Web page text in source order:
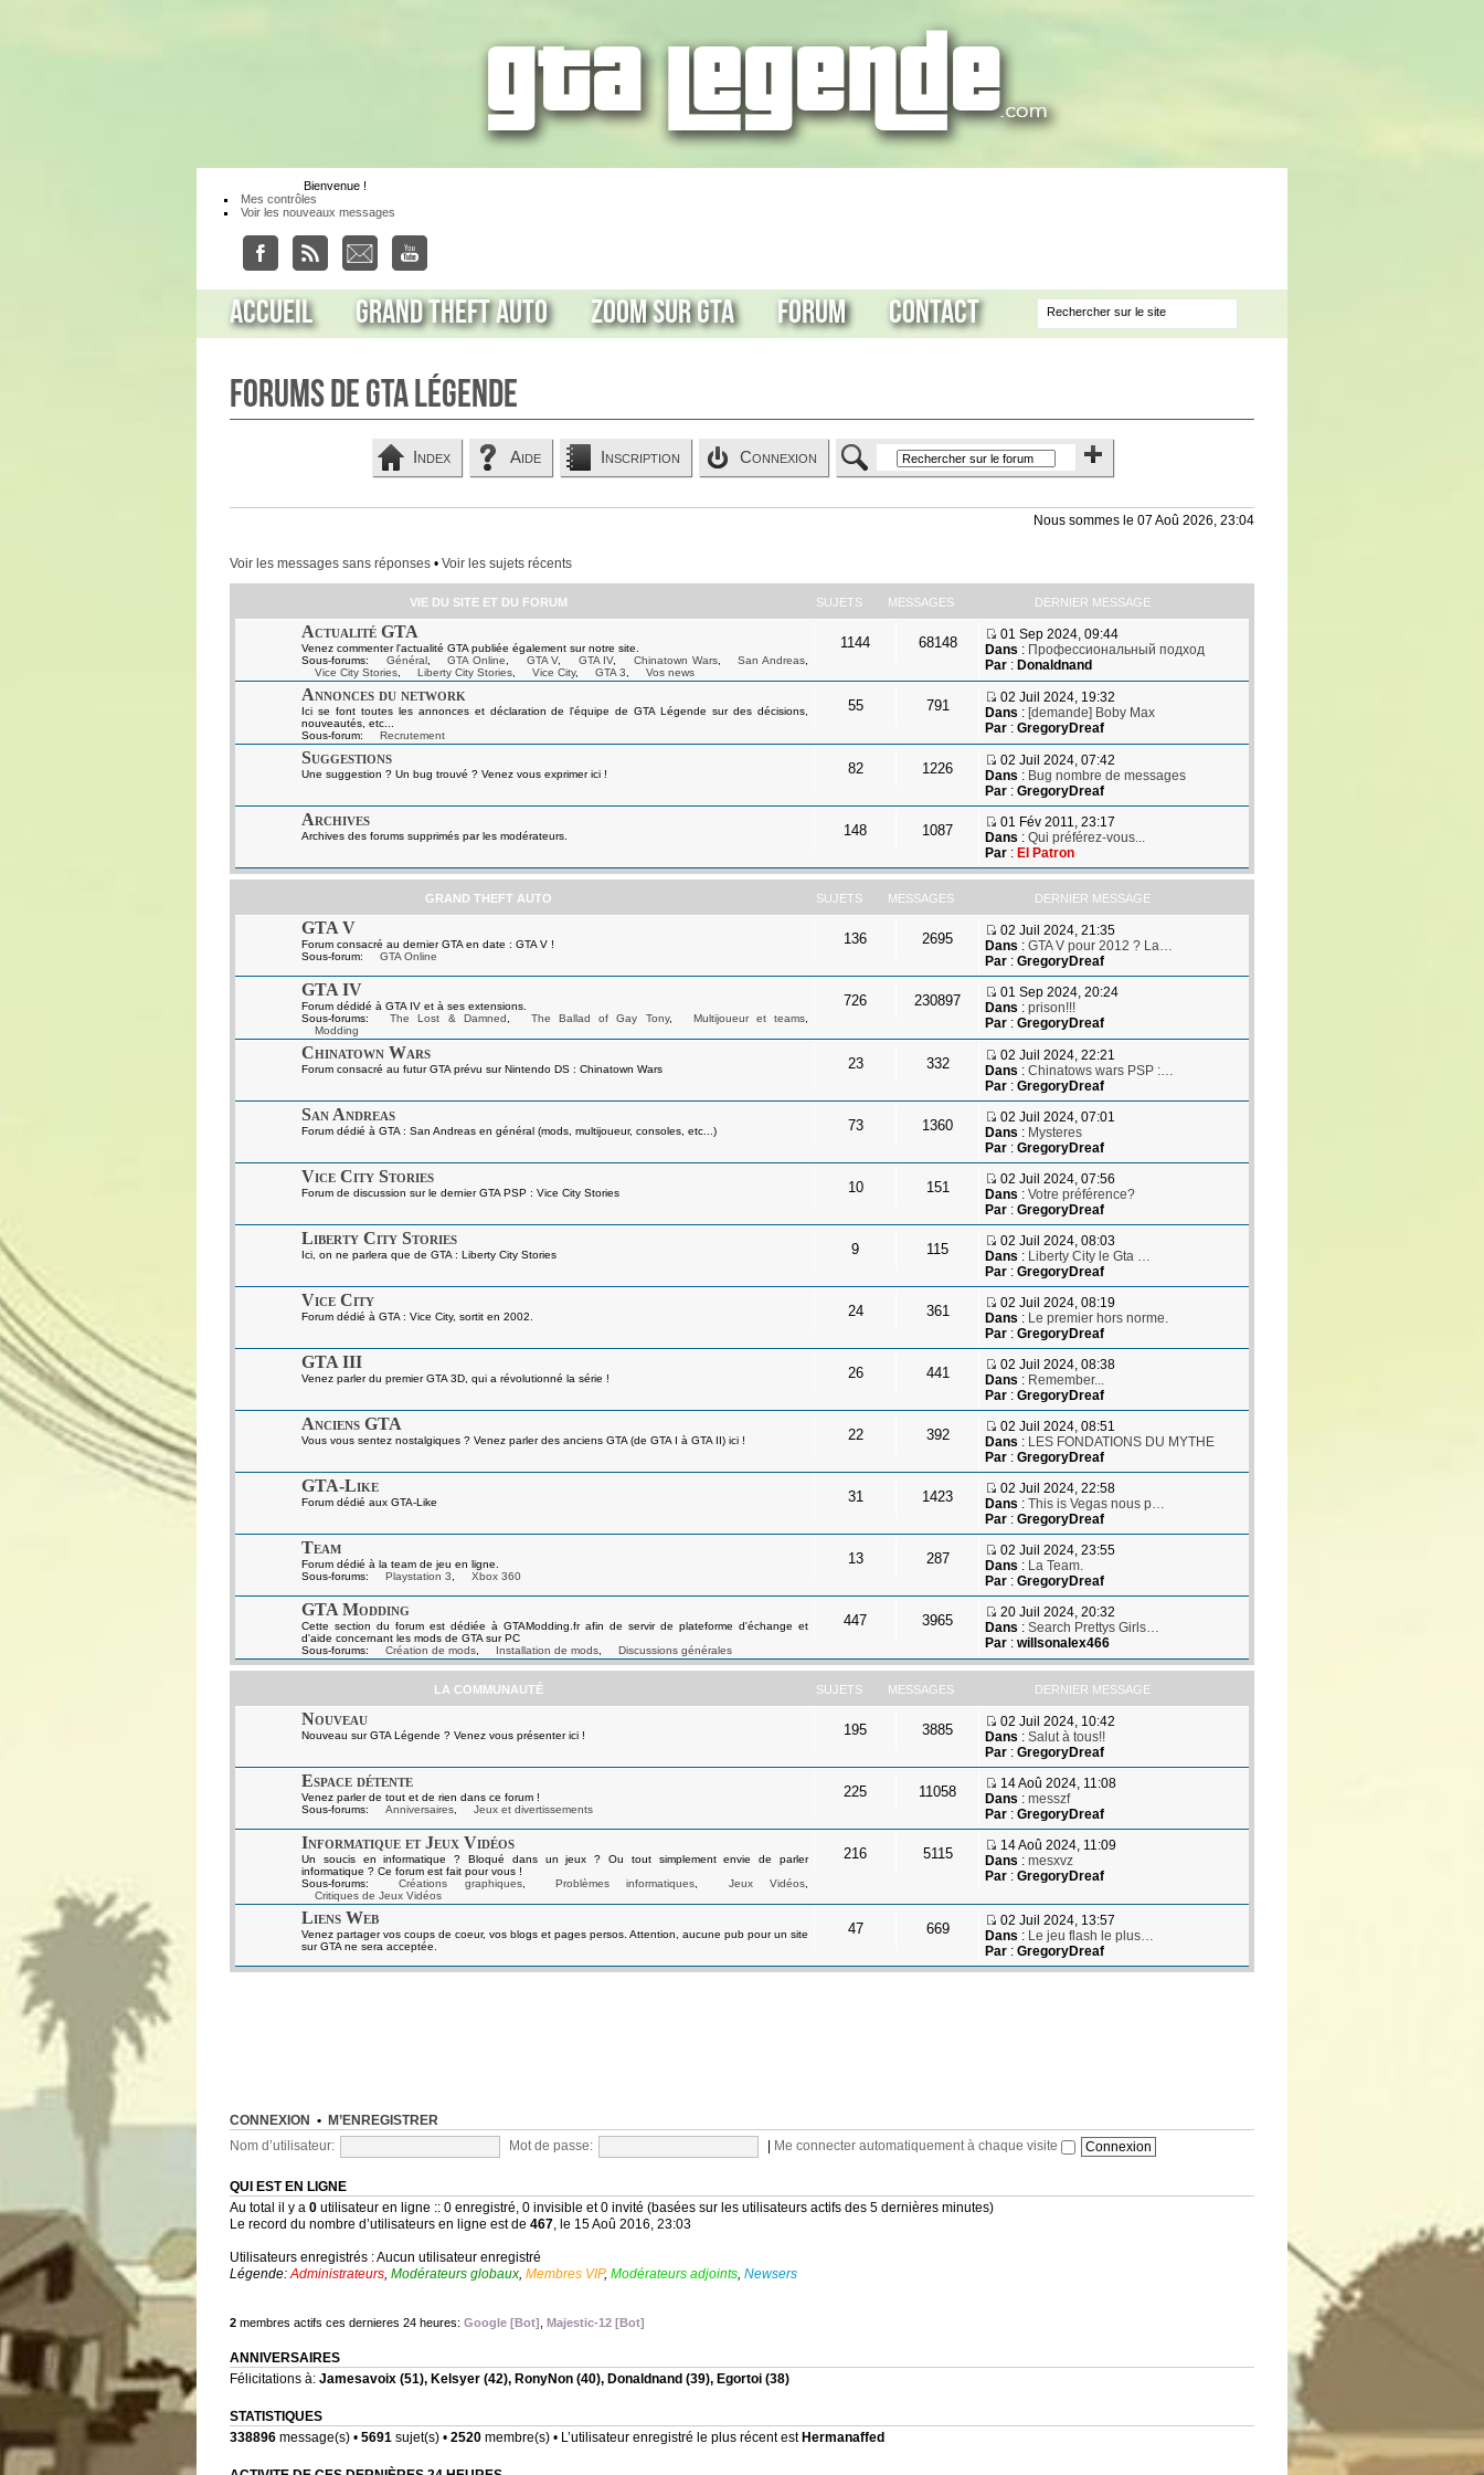
Bienvenue !
Mes contrôles
Voir les nouveaux messages
Accueil Grand Theft Auto Zoom sur GTA Forum Contact
Forums de GTA Légende
Index Aide Inscription Connexion
Nous sommes le 07 Aoû 2026, 23:04
Voir les messages sans réponses • Voir les sujets récents
VIE DU SITE ET DU FORUM SUJETS MESSAGES DERNIER MESSAGE
Actualité GTA
Venez commenter l'actualité GTA publiée également sur notre site.
Sous-forums:
Général, GTA Online GTA V, GTA IV, Chinatown Wars, San Andreas
Vice City Stories
Liberty City Stories Vice City, GTA 3 Vos news
1144 68148
01 Sep 2024, 09:44
Dans : Профессиональный подход
Par: Donaldnand
Annonces du network
Ici se font toutes les annonces et déclaration de l'équipe de GTA Légende sur des décisions,
nouveautés, etc...
Sous-forum:
Recrutement
55 791
02 Juil 2024, 19:32
Dans : [demande] Boby Max
Par: GregoryDreaf
Suggestions
Une suggestion ? Un bug trouvé ? Venez vous exprimer ici ! 82 1226
02 Juil 2024, 07:42
Dans : Bug nombre de messages
Par: GregoryDreaf
Archives
Archives des forums supprimés par les modérateurs. 148 1087
01 Fév 2011, 23:17
Dans : Qui préférez-vous...
Par: El Patron
GRAND THEFT AUTO SUJETS MESSAGES DERNIER MESSAGE
GTA V
Forum consacré au dernier GTA en date : GTA V !
Sous-forum:
GTA Online
136 2695
02 Juil 2024, 21:35
Dans : GTA V pour 2012 ? La…
Par: GregoryDreaf
GTA IV
Forum dédidé à GTA IV et à ses extensions.
Sous-forums:
The Lost & Damned The Ballad of Gay Tony, Multijoueur et teams
Modding
726 230897
01 Sep 2024, 20:24
Dans : prison!!!
Par: GregoryDreaf
Chinatown Wars
Forum consacré au futur GTA prévu sur Nintendo DS : Chinatown Wars 23 332
02 Juil 2024, 22:21
Dans : Chinatows wars PSP :…
Par: GregoryDreaf
San Andreas
Forum dédié à GTA : San Andreas en général (mods, multijoueur, consoles, etc...) 73 1360
02 Juil 2024, 07:01
Dans : Mysteres
Par: GregoryDreaf
Vice City Stories
Forum de discussion sur le dernier GTA PSP : Vice City Stories 10 151
02 Juil 2024, 07:56
Dans : Votre préférence?
Par: GregoryDreaf
Liberty City Stories
Ici, on ne parlera que de GTA : Liberty City Stories 9 115
02 Juil 2024, 08:03
Dans : Liberty City le Gta …
Par: GregoryDreaf
Vice City
Forum dédié à GTA : Vice City, sortit en 2002. 24 361
02 Juil 2024, 08:19
Dans : Le premier hors norme.
Par: GregoryDreaf
GTA III
Venez parler du premier GTA 3D, qui a révolutionné la série ! 26 441
02 Juil 2024, 08:38
Dans : Remember...
Par: GregoryDreaf
Anciens GTA
Vous vous sentez nostalgiques ? Venez parler des anciens GTA (de GTA I à GTA II) ici ! 22 392
02 Juil 2024, 08:51
Dans : LES FONDATIONS DU MYTHE
Par: GregoryDreaf
GTA-Like
Forum dédié aux GTA-Like 31 1423
02 Juil 2024, 22:58
Dans : This is Vegas nous p…
Par: GregoryDreaf
Team
Forum dédié à la team de jeu en ligne.
Sous-forums:
Playstation 3 Xbox 360
13 287
02 Juil 2024, 23:55
Dans : La Team.
Par: GregoryDreaf
GTA Modding
Cette section du forum est dédiée à GTAModding.fr afin de servir de plateforme d'échange et
d'aide concernant les mods de GTA sur PC
Sous-forums:
Création de mods Installation de mods Discussions générales
447 3965
20 Juil 2024, 20:32
Dans : Search Prettys Girls…
Par: willsonalex466
LA COMMUNAUTÉ SUJETS MESSAGES DERNIER MESSAGE
Nouveau
Nouveau sur GTA Légende ? Venez vous présenter ici ! 195 3885
02 Juil 2024, 10:42
Dans : Salut à tous!!
Par: GregoryDreaf
Espace détente
Venez parler de tout et de rien dans ce forum !
Sous-forums:
Anniversaires Jeux et divertissements
225 11058
14 Aoû 2024, 11:08
Dans : messzf
Par: GregoryDreaf
Informatique et Jeux Vidéos
Un soucis en informatique ? Bloqué dans un jeux ? Ou tout simplement envie de parler
informatique ? Ce forum est fait pour vous !
Sous-forums:
Créations graphiques, Problèmes informatiques Jeux Vidéos
Critiques de Jeux Vidéos
216 5115
14 Aoû 2024, 11:09
Dans : mesxvz
Par: GregoryDreaf
Liens Web
Venez partager vos coups de coeur, vos blogs et pages persos. Attention, aucune pub pour un site
sur GTA ne sera acceptée.
47 669
02 Juil 2024, 13:57
Dans : Le jeu flash le plus…
Par: GregoryDreaf
CONNEXION • M’ENREGISTRER
Nom d’utilisateur: Mot de passe: Me connecter automatiquement à chaque visite
QUI EST EN LIGNE
Au total il y a 0 utilisateur en ligne :: 0 enregistré, 0 invisible et 0 invité (basées sur les utilisateurs actifs des 5 dernières minutes)
Le record du nombre d’utilisateurs en ligne est de 467, le 15 Aoû 2016, 23:03
Utilisateurs enregistrés : Aucun utilisateur enregistré
Légende:Administrateurs, Modérateurs globaux, Membres VIP, Modérateurs adjoints, Newsers
2 membres actifs ces dernieres 24 heures: Google [Bot] Majestic-12 [Bot]
ANNIVERSAIRES
Félicitations à: Jamesavoix (51), Kelsyer (42), RonyNon (40), Donaldnand (39), Egortoi (38)
STATISTIQUES
338896 message(s) • 5691 sujet(s) • 2520 membre(s) • L’utilisateur enregistré le plus récent est Hermanaffed